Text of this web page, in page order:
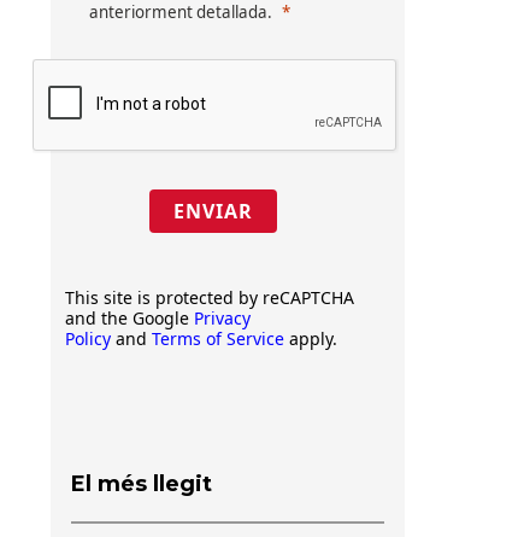
anteriorment detallada.
ENVIAR
This site is protected by reCAPTCHA
and the Google Privacy
Policy and Terms of Service apply.
El més llegit